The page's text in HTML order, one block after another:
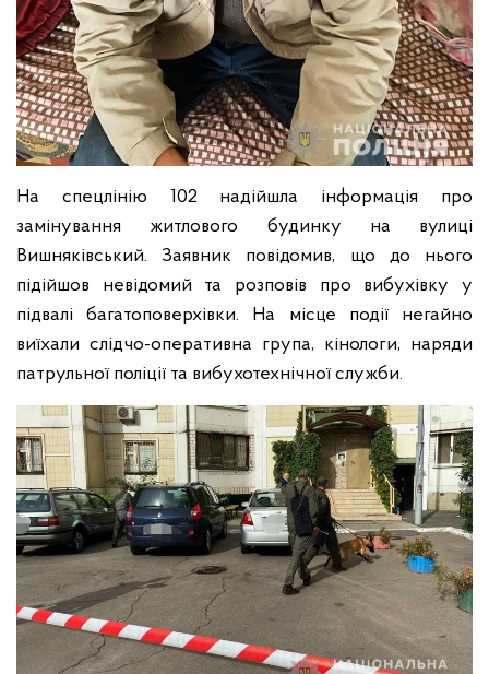
На спецлінію 102 надійшла інформація про
замінування житлового будинку на вулиці
Вишняківський. Заявник повідомив, що до нього
підійшов невідомий та розповів про вибухівку у
підвалі багатоповерхівки. На місце події негайно
виїхали слідчо-оперативна група, кінологи, наряди
патрульної поліції та вибухотехнічної служби.